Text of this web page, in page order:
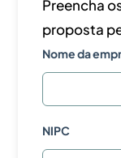
Preencha
proposta
Nome da
NIPC